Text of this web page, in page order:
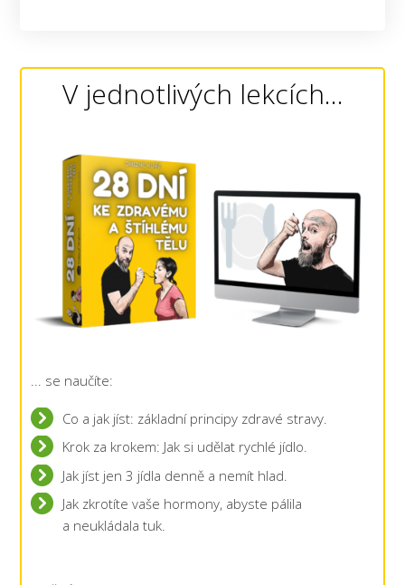
V jednotlivých lekcích...
... se naučíte:
Co a jak jíst: základní principy zdravé stravy.
Krok za krokem: Jak si udělat rychlé jídlo.
Jak jíst jen 3 jídla denně a nemít hlad.
Jak zkrotíte vaše hormony, abyste pálila
a neukládala tuk.